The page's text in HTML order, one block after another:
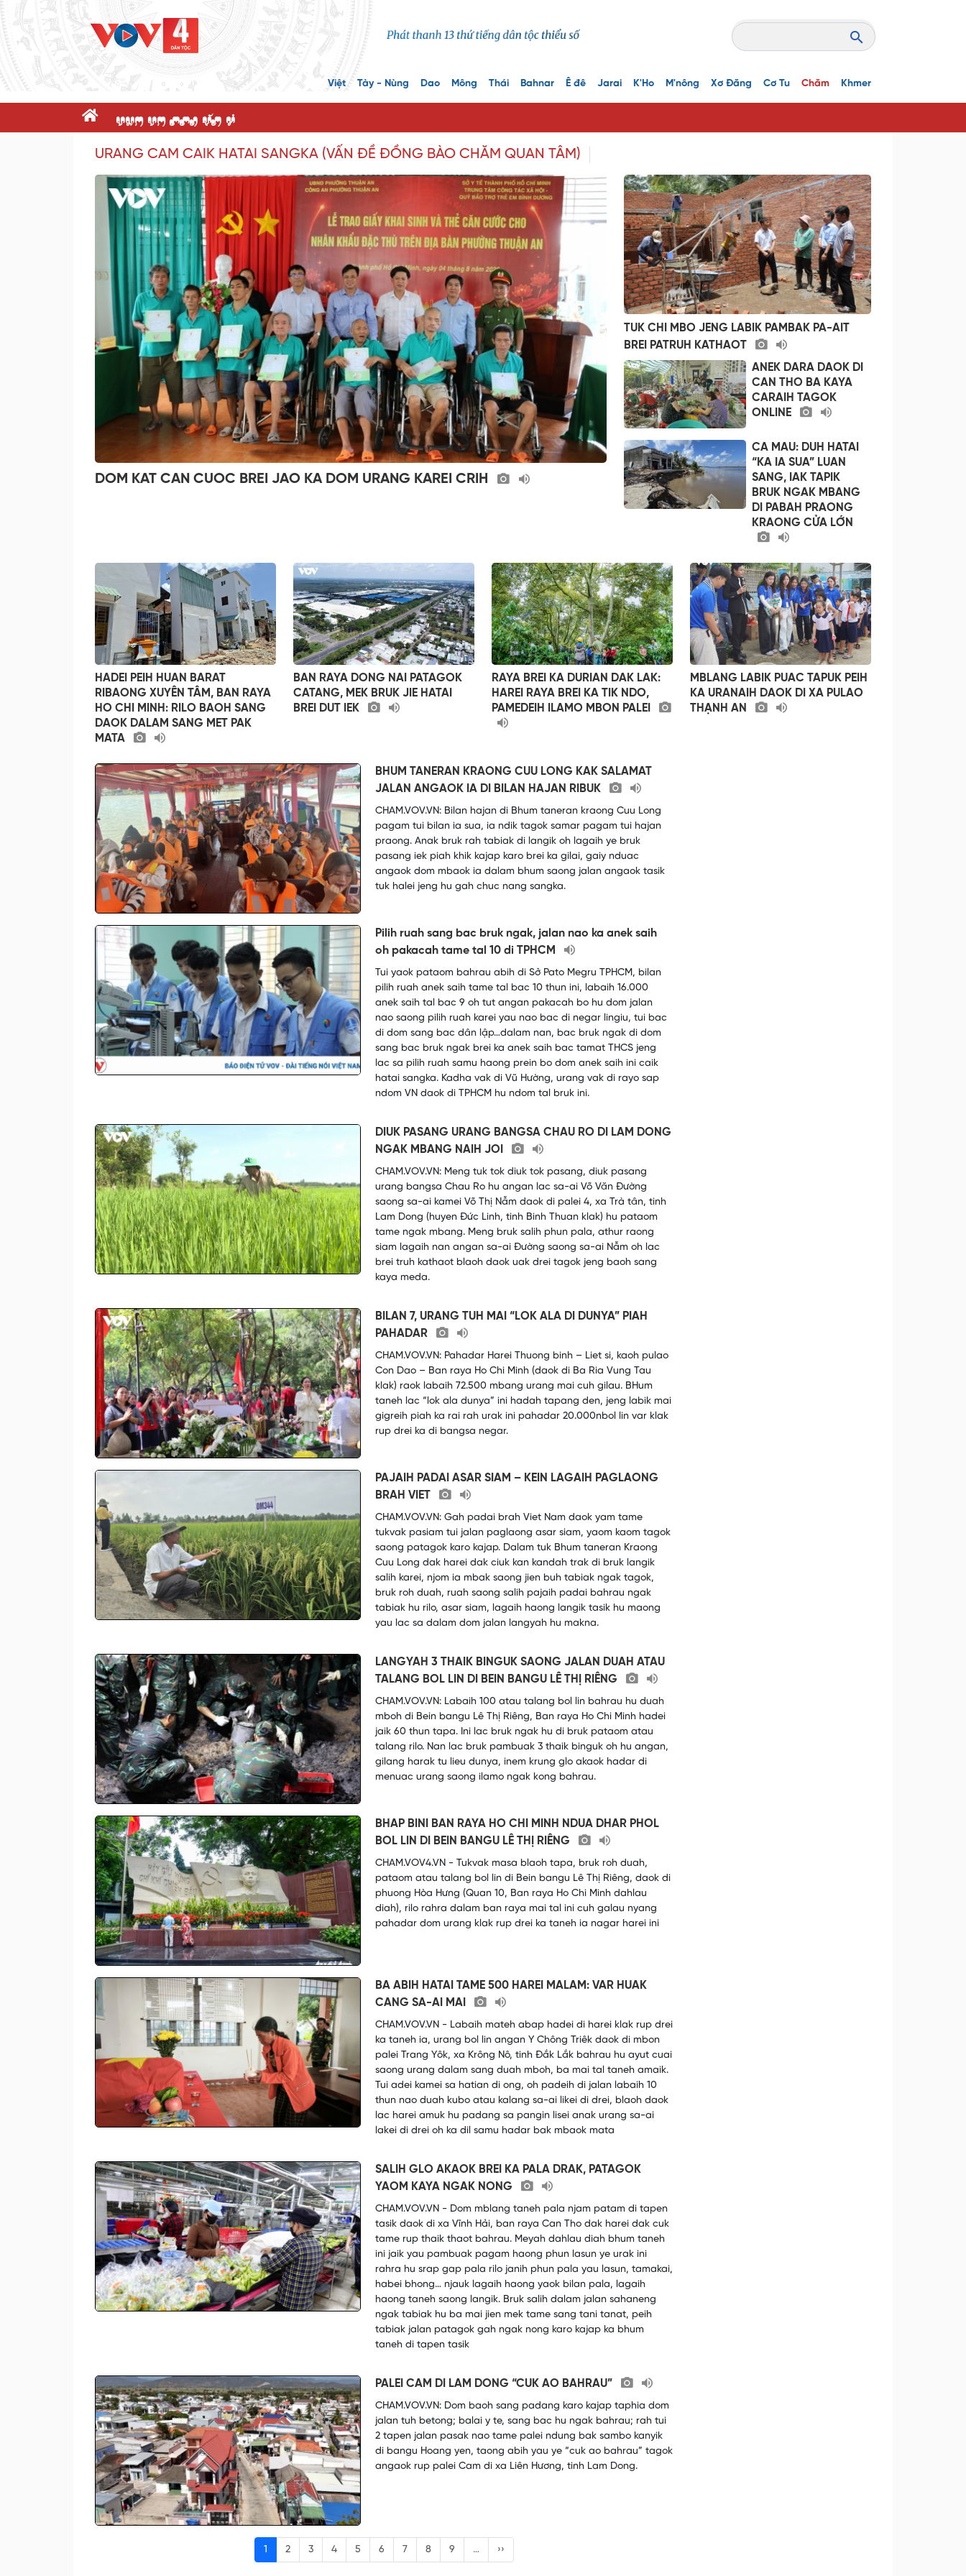
Việt Tày - Nùng Dao Mông Thái Bahnar Ê đê Jarai K'Ho M'nông Xơ Đăng Cơ Tu Chăm Khmer
dnK dK ppR x@P c'
URANG CAM CAIK HATAI SANGKA (VẤN ĐỀ ĐỒNG BÀO CHĂM QUAN TÂM)
DOM KAT CAN CUOC BREI JAO KA DOM URANG KAREI CRIH
TUK CHI MBO JENG LABIK PAMBAK PA-AIT
BREI PATRUH KATHAOT
ANEK DARA DAOK DI
CAN THO BA KAYA
CARAIH TAGOK
ONLINE
CA MAU: DUH HATAI
“KA IA SUA” LUAN
SANG, IAK TAPIK
BRUK NGAK MBANG
DI PABAH PRAONG
KRAONG CỬA LỚN
HADEI PEIH HUAN BARAT
RIBAONG XUYÊN TÂM, BAN RAYA
HO CHI MINH: RILO BAOH SANG
DAOK DALAM SANG MET PAK
MATA
BAN RAYA DONG NAI PATAGOK
CATANG, MEK BRUK JIE HATAI
BREI DUT IEK
RAYA BREI KA DURIAN DAK LAK:
HAREI RAYA BREI KA TIK NDO,
PAMEDEIH ILAMO MBON PALEI
MBLANG LABIK PUAC TAPUK PEIH
KA URANAIH DAOK DI XA PULAO
THẠNH AN
BHUM TANERAN KRAONG CUU LONG KAK SALAMAT
JALAN ANGAOK IA DI BILAN HAJAN RIBUK
CHAM.VOV.VN: Bilan hajan di Bhum taneran kraong Cuu Long
pagam tui bilan ia sua, ia ndik tagok samar pagam tui hajan
praong. Anak bruk rah tabiak di langik oh lagaih ye bruk
pasang iek piah khik kajap karo brei ka gilai, gaiy nduac
angaok dom mbaok ia dalam bhum saong jalan angaok tasik
tuk halei jeng hu gah chuc nang sangka.
Pilih ruah sang bac bruk ngak, jalan nao ka anek saih
oh pakacah tame tal 10 di TPHCM
Tui yaok pataom bahrau abih di Sở Pato Megru TPHCM, bilan
pilih ruah anek saih tame tal bac 10 thun ini, labaih 16.000
anek saih tal bac 9 oh tut angan pakacah bo hu dom jalan
nao saong pilih ruah karei yau nao bac di negar lingiu, tui bac
di dom sang bac dân lập…dalam nan, bac bruk ngak di dom
sang bac bruk ngak brei ka anek saih bac tamat THCS jeng
lac sa pilih ruah samu haong prein bo dom anek saih ini caik
hatai sangka. Kadha vak di Vũ Hường, urang vak di rayo sap
ndom VN daok di TPHCM hu ndom tal bruk ini.
DIUK PASANG URANG BANGSA CHAU RO DI LAM DONG
NGAK MBANG NAIH JOI
CHAM.VOV.VN: Meng tuk tok diuk tok pasang, diuk pasang
urang bangsa Chau Ro hu angan lac sa-ai Võ Văn Đường
saong sa-ai kamei Võ Thị Nẫm daok di palei 4, xa Trà tân, tinh
Lam Dong (huyen Đức Linh, tinh Binh Thuan klak) hu pataom
tame ngak mbang. Meng bruk salih phun pala, athur raong
siam lagaih nan angan sa-ai Đường saong sa-ai Nẫm oh lac
brei truh kathaot blaoh daok uak drei tagok jeng baoh sang
kaya meda.
BILAN 7, URANG TUH MAI “LOK ALA DI DUNYA” PIAH
PAHADAR
CHAM.VOV.VN: Pahadar Harei Thuong binh – Liet si, kaoh pulao
Con Dao – Ban raya Ho Chi Minh (daok di Ba Ria Vung Tau
klak) raok labaih 72.500 mbang urang mai cuh gilau. BHum
taneh lac “lok ala dunya” ini hadah tapang den, jeng labik mai
gigreih piah ka rai rah urak ini pahadar 20.000nbol lin var klak
rup drei ka di bangsa negar.
PAJAIH PADAI ASAR SIAM – KEIN LAGAIH PAGLAONG
BRAH VIET
CHAM.VOV.VN: Gah padai brah Viet Nam daok yam tame
tukvak pasiam tui jalan paglaong asar siam, yaom kaom tagok
saong patagok karo kajap. Dalam tuk Bhum taneran Kraong
Cuu Long dak harei dak ciuk kan kandah trak di bruk langik
salih karei, njom ia mbak saong jien buh tabiak ngak tagok,
bruk roh duah, ruah saong salih pajaih padai bahrau ngak
tabiak hu rilo, asar siam, lagaih haong langik tasik hu maong
yau lac sa dalam dom jalan langyah hu makna.
LANGYAH 3 THAIK BINGUK SAONG JALAN DUAH ATAU
TALANG BOL LIN DI BEIN BANGU LÊ THỊ RIÊNG
CHAM.VOV.VN: Labaih 100 atau talang bol lin bahrau hu duah
mboh di Bein bangu Lê Thị Riêng, Ban raya Ho Chi Minh hadei
jaik 60 thun tapa. Ini lac bruk ngak hu di bruk pataom atau
talang rilo. Nan lac bruk pambuak 3 thaik binguk oh hu angan,
gilang harak tu lieu dunya, inem krung glo akaok hadar di
menuac urang saong ilamo ngak kong bahrau.
BHAP BINI BAN RAYA HO CHI MINH NDUA DHAR PHOL
BOL LIN DI BEIN BANGU LÊ THỊ RIÊNG
CHAM.VOV4.VN - Tukvak masa blaoh tapa, bruk roh duah,
pataom atau talang bol lin di Bein bangu Lê Thị Riêng, daok di
phuong Hòa Hưng (Quan 10, Ban raya Ho Chi Minh dahlau
diah), rilo rahra dalam ban raya mai tal ini cuh galau nyang
pahadar dom urang klak rup drei ka taneh ia nagar harei ini
BA ABIH HATAI TAME 500 HAREI MALAM: VAR HUAK
CANG SA-AI MAI
CHAM.VOV.VN - Labaih mateh abap hadei di harei klak rup drei
ka taneh ia, urang bol lin angan Y Chông Triêk daok di mbon
palei Trang Yôk, xa Krông Nô, tinh Đắk Lắk bahrau hu ayut cuai
saong urang dalam sang duah mboh, ba mai tal taneh amaik.
Tui adei kamei sa hatian di ong, oh padeih di jalan labaih 10
thun nao duah kubo atau kalang sa-ai likei di drei, blaoh daok
lac harei amuk hu padang sa pangin lisei anak urang sa-ai
lakei di drei oh ka dil samu hadar bak mbaok mata
SALIH GLO AKAOK BREI KA PALA DRAK, PATAGOK
YAOM KAYA NGAK NONG
CHAM.VOV.VN - Dom mblang taneh pala njam patam di tapen
tasik daok di xa Vĩnh Hải, ban raya Can Tho dak harei dak cuk
tame rup thaik thaot bahrau. Meyah dahlau diah bhum taneh
ini jaik yau pambuak pagam haong phun lasun ye urak ini
rahra hu srap gap pala rilo janih phun pala yau lasun, tamakai,
habei bhong… njauk lagaih haong yaok bilan pala, lagaih
haong taneh saong langik. Bruk salih dalam jalan sahaneng
ngak tabiak hu ba mai jien mek tame sang tani tanat, peih
tabiak jalan patagok gah ngak nong karo kajap ka bhum
taneh di tapen tasik
PALEI CAM DI LAM DONG “CUK AO BAHRAU”
CHAM.VOV.VN: Dom baoh sang padang karo kajap taphia dom
jalan tuh betong; balai y te, sang bac hu ngak bahrau; rah tui
2 tapen jalan pasak nao tame palei ndung bak sambo kanyik
di bangu Hoang yen, taong abih yau ye “cuk ao bahrau” tagok
angaok rup palei Cam di xa Liên Hương, tinh Lam Dong.
1 2 3 4 5 6 7 8 9 … ››